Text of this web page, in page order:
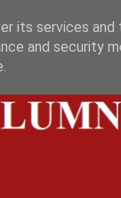
its services
and security